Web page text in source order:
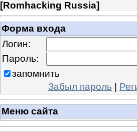
[Romhacking Russia]
Форма входа
Логин:
Пароль:
запомнить
Забыл пароль |
Меню сайта